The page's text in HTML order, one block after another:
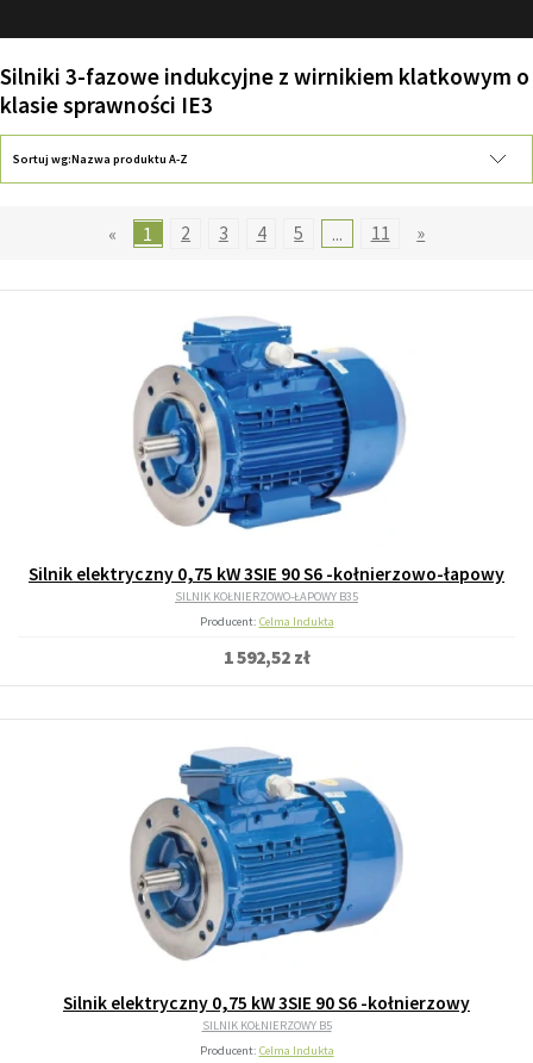
Silniki 3-fazowe indukcyjne z wirnikiem klatkowym o
klasie sprawności IE3
Sortuj wg:Nazwa produktu A-Z
« 1 2 3 4 5 ... 11 »
Silnik elektryczny 0,75 kW 3SIE 90 S6 -kołnierzowo-łapowy
SILNIK KOŁNIERZOWO-ŁAPOWY B35
Producent: Celma Indukta
1 592,52 zł
Silnik elektryczny 0,75 kW 3SIE 90 S6 -kołnierzowy
SILNIK KOŁNIERZOWY B5
Producent: Celma Indukta